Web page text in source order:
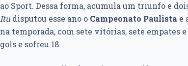
ao Sport. Dessa forma, acumula um triunfo e
Itudisputou esse ano o Campeonato Paulista e
na temporada, com sete vitórias, sete empates
gols e sofreu 18.